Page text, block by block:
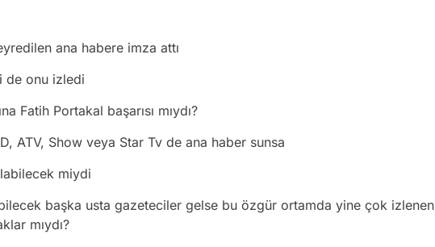
ana habere imza attı
de onu izledi
Fatih Portakal başarısı mıydı?
ATV, Show veya Star Tv de ana haber sunsa
miydi
başka usta gazeteciler gelse bu özgür ortamda yine çok izlenen
mıydı?